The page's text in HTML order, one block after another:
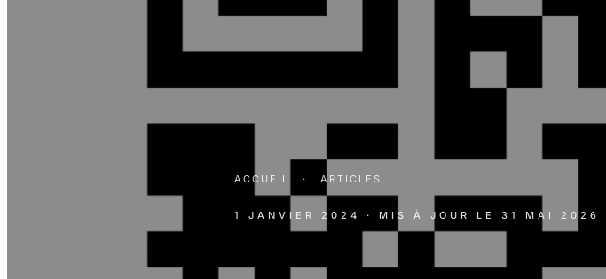
ACCUEIL · ARTICLES
1 JANVIER 2024 · MIS À JOUR LE 31 MAI 2026